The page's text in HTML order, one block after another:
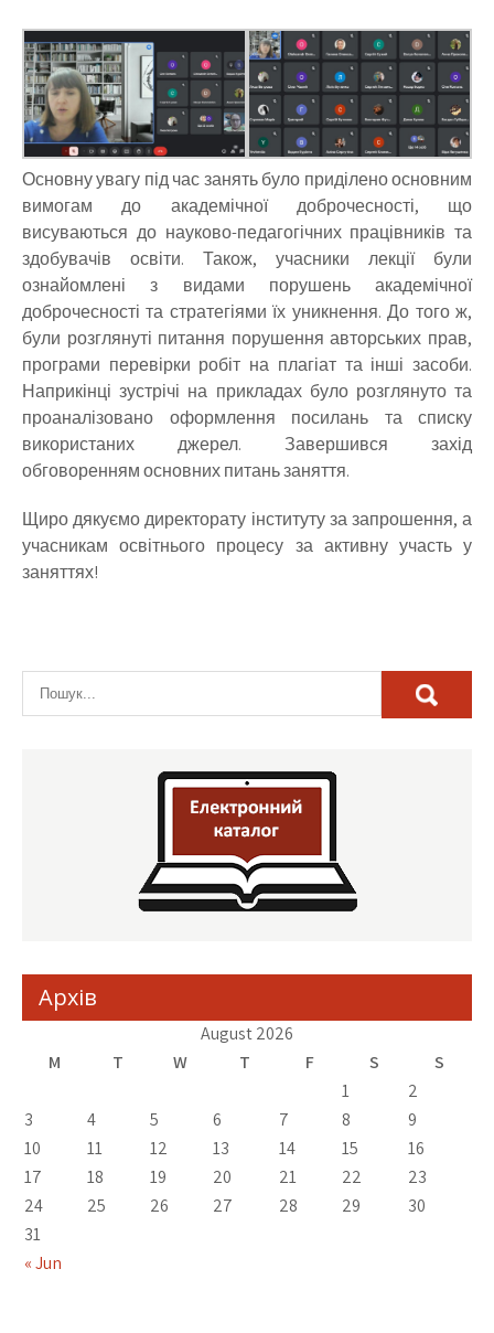
Основну увагу під час занять було приділено основним
вимогам до академічної доброчесності, що
висуваються до науково-педагогічних працівників та
здобувачів освіти. Також, учасники лекції були
ознайомлені з видами порушень академічної
доброчесності та стратегіями їх уникнення. До того ж,
були розглянуті питання порушення авторських прав,
програми перевірки робіт на плагіат та інші засоби.
Наприкінці зустрічі на прикладах було розглянуто та
проаналізовано оформлення посилань та списку
використаних джерел. Завершився захід
обговоренням основних питань заняття.
Щиро дякуємо директорату інституту за запрошення, а
учасникам освітнього процесу за активну участь у
заняттях!
Архів
August 2026
M
T W T F S S
« Jun
1
2
3
4 5 6 7 8
9
10
11 12 13 14 15
16
17
18 19 20 21 22
23
24
25 26 27 28 29
30
31